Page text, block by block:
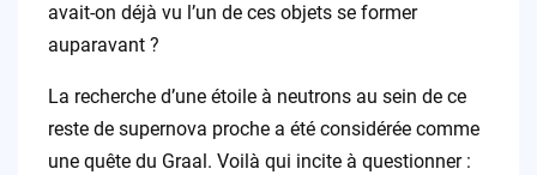
avait-on déjà vu l’un de ces objets se former
auparavant ?
La recherche d’une étoile à neutrons au sein de ce
reste de supernova proche a été considérée comme
une quête du Graal. Voilà qui incite à questionner :